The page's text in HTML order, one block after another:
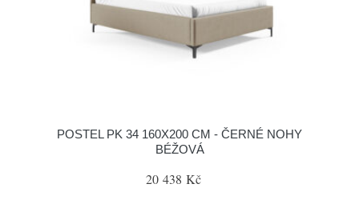
POSTEL PK 34 160X200 CM - ČERNÉ NOHY
BÉŽOVÁ
20 438 Kč